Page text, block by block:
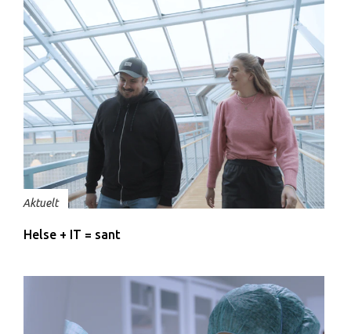
Aktuelt
Helse + IT = sant